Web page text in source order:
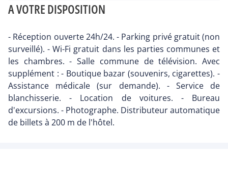
A VOTRE DISPOSITION
- Réception ouverte 24h/24. - Parking privé gratuit (non
surveillé). - Wi-Fi gratuit dans les parties communes et
les chambres. - Salle commune de télévision. Avec
supplément : - Boutique bazar (souvenirs, cigarettes). -
Assistance médicale (sur demande). - Service de
blanchisserie. - Location de voitures. - Bureau
d'excursions. - Photographe. Distributeur automatique
de billets à 200 m de l'hôtel.